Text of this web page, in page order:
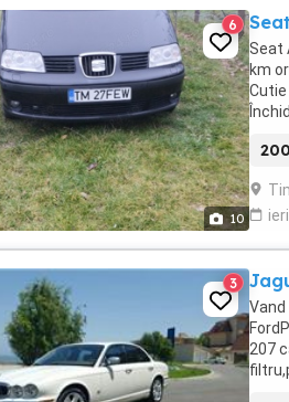
10
6
Seat
km
3
Vand
207